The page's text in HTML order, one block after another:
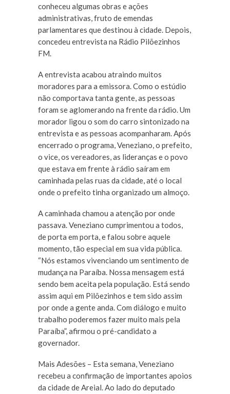
conheceu algumas obras e ações
administrativas, fruto de emendas
parlamentares que destinou à cidade. Depois,
concedeu entrevista na Rádio Pilõezinhos
FM.
A entrevista acabou atraindo muitos
moradores para a emissora. Como o estúdio
não comportava tanta gente, as pessoas
foram se aglomerando na frente da rádio. Um
morador ligou o som do carro sintonizado na
entrevista e as pessoas acompanharam. Após
encerrado o programa, Veneziano, o prefeito,
o vice, os vereadores, as lideranças e o povo
que estava em frente à rádio saíram em
caminhada pelas ruas da cidade, até o local
onde o prefeito tinha organizado um almoço.
A caminhada chamou a atenção por onde
passava. Veneziano cumprimentou a todos,
de porta em porta, e falou sobre aquele
momento, tão especial em sua vida pública.
“Nós estamos vivenciando um sentimento de
mudança na Paraíba. Nossa mensagem está
sendo bem aceita pela população. Está sendo
assim aqui em Pilõezinhos e tem sido assim
por onde a gente anda. Com diálogo e muito
trabalho poderemos fazer muito mais pela
Paraíba”, afirmou o pré-candidato a
governador.
Mais Adesões – Esta semana, Veneziano
recebeu a confirmação de importantes apoios
da cidade de Areial. Ao lado do deputado